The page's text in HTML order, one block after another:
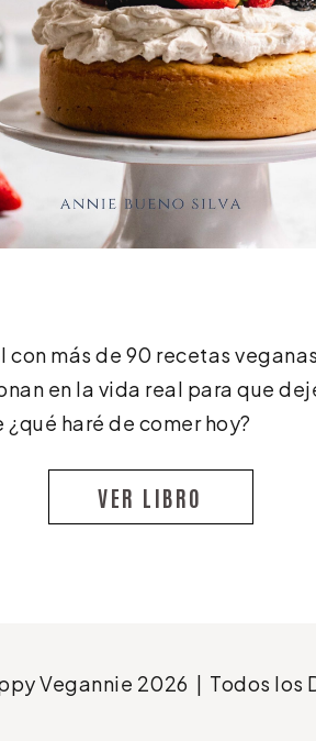
más de 90 recetas
en la vida real para que
haré de comer hoy?
VER LIBRO
Vegannie 2026 | Todos los